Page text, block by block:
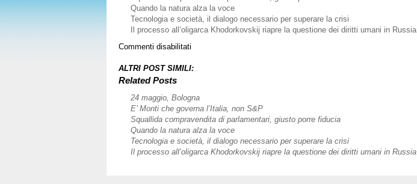
Quando la natura alza la voce
Tecnologia e società, il dialogo necessario per superare la crisi
Il processo all’oligarca Khodorkovskij riapre la questione dei diritti umani in Russia
Commenti disabilitati
giugno,
ALTRI POST SIMILI:
Related Posts
24 maggio, Bologna
E’ Monti che governa l’Italia, non S&P
Squallida compravendita di parlamentari, giusto porre fiducia
Quando la natura alza la voce
Tecnologia e società, il dialogo necessario per superare la crisi
Il processo all’oligarca Khodorkovskij riapre la questione dei diritti umani in Russia